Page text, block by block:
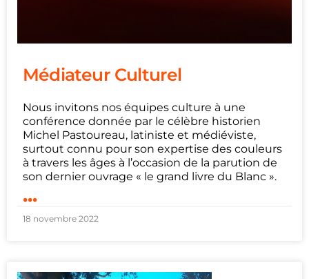
Médiateur Culturel
Nous invitons nos équipes culture à une
conférence donnée par le célèbre historien
Michel Pastoureau, latiniste et médiéviste,
surtout connu pour son expertise des couleurs
à travers les âges à l’occasion de la parution de
son dernier ouvrage « le grand livre du Blanc ».
...
18 novembre 2022